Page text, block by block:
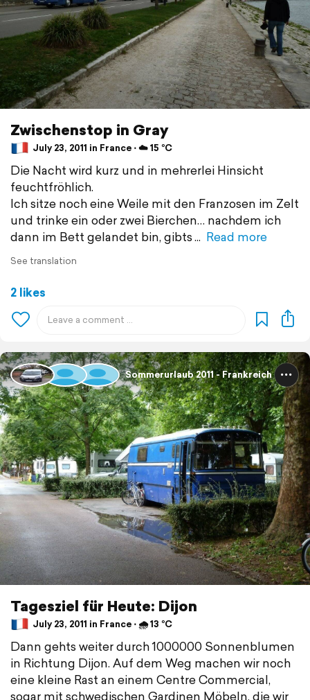
Zwischenstop in Gray
July 23, 2011 in France ⋅ ☁️ 15 °C
Die Nacht wird kurz und in mehrerlei Hinsicht
feuchtfröhlich.
Ich sitze noch eine Weile mit den Franzosen im Zelt
und trinke ein oder zwei Bierchen… nachdem ich
dann im Bett gelandet bin, gibts
Read more
See translation
2 likes
Sommerurlaub 2011 - Frankreich
Tagesziel für Heute: Dijon
July 23, 2011 in France ⋅ 🌧 13 °C
Dann gehts weiter durch 1000000 Sonnenblumen
in Richtung Dijon. Auf dem Weg machen wir noch
eine kleine Rast an einem Centre Commercial,
sogar mit schwedischen Gardinen Möbeln, die wir